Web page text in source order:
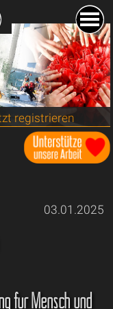
registrieren
03.01.2025
für Mensch und